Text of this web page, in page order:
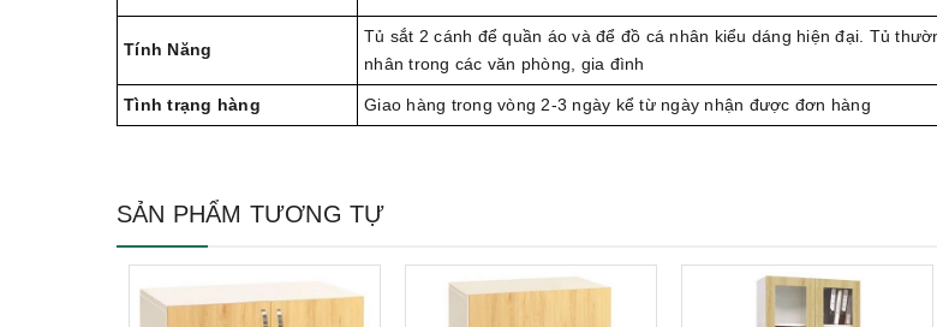
Tính Năng
Tủ sắt 2 cánh để quần áo và để đồ cá nhân kiểu dáng hiện đại. Tủ
nhân trong các văn phòng, gia đình
Tình trạng hàng Giao hàng trong vòng 2-3 ngày kể từ ngày nhận được đơn hàng
SẢN PHẨM TƯƠNG TỰ